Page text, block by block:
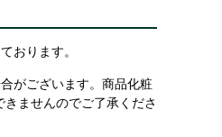
おります。
がございます。商品化粧
ませんのでご了承くださ